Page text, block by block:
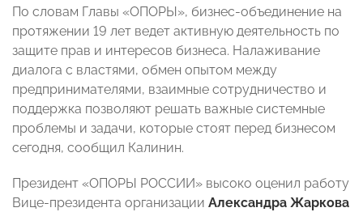
По словам Главы «ОПОРЫ», бизнес-объединение на
протяжении 19 лет ведет активную деятельность по
защите прав и интересов бизнеса. Налаживание
диалога с властями, обмен опытом между
предпринимателями, взаимные сотрудничество и
поддержка позволяют решать важные системные
проблемы и задачи, которые стоят перед бизнесом
сегодня, сообщил Калинин.
Президент «ОПОРЫ РОССИИ» высоко оценил работу
Вице-президента организации Александра Жаркова